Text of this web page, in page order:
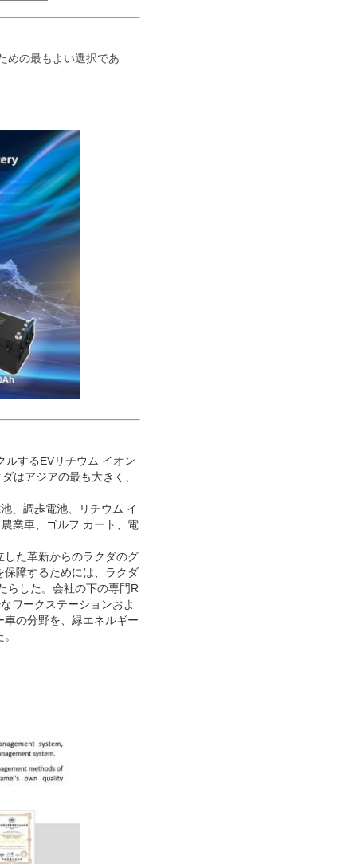
めの最もよい選択であ
ルするEVリチウム イオン
はアジアの最も大きく、
、調歩電池、リチウム イ
業車、ゴルフ カート、電
た革新からのラクダのグ
障するためには、ラクダ
らした。会社の下の専門R
ワークステーションおよ
の分野を、緑エネルギー